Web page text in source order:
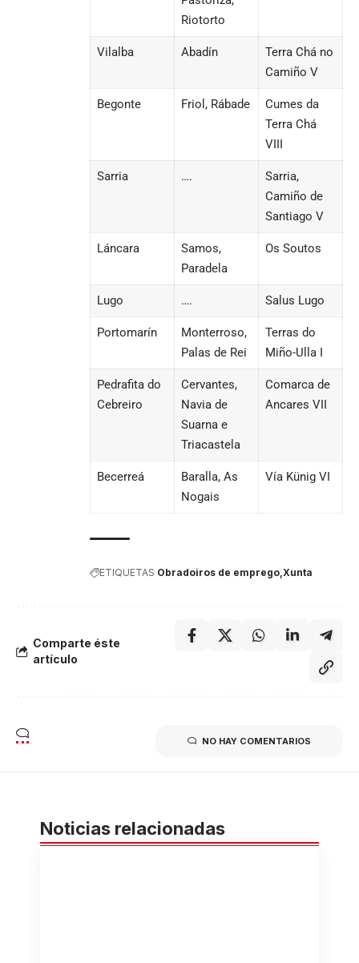
Riotorto
Vilalba Abadín
Terra Chá no
Camiño V
Begonte Friol, Rábade
Cumes da
Terra Chá
VIII
Sarria ….
Sarria,
Camiño de
Santiago V
Láncara
Samos,
Paradela
Os Soutos
Lugo …. Salus Lugo
Portomarín
Monterroso,
Palas de Rei
Terras do
Miño-Ulla I
Pedrafita do
Cebreiro
Cervantes,
Navia de
Suarna e
Triacastela
Comarca de
Ancares VII
Becerreá
Baralla, As
Nogais
Vía Künig VI
ETIQUETAS Obradoiros de emprego Xunta
Comparte éste
artículo
NO HAY COMENTARIOS
Noticias relacionadas